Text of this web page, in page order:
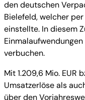
den deutschen
Bielefeld, welcher
einstellte. In diesem
Einmalaufwendungen
verbuchen.
Mit 1.209,6 Mio. EUR
Umsatzerlöse als
über den